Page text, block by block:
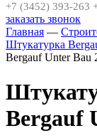
+7 (3452) 393-263
заказать звонок
Главная —
Штукатурка
Bergauf Unter Bau
Bergauf